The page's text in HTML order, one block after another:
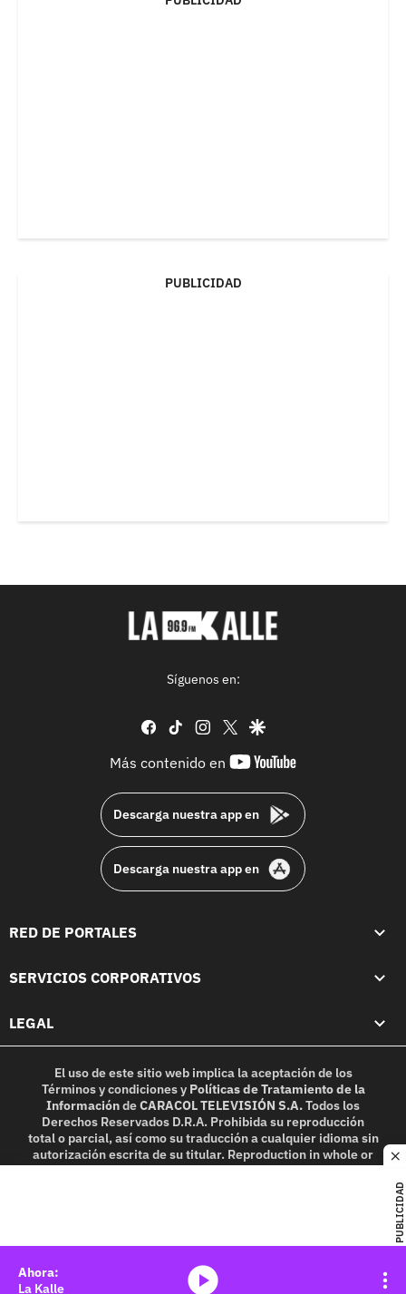
PUBLICIDAD
PUBLICIDAD
Síguenos en:
facebook
tiktok instagram
twittergoogle
Más contenido en
youtube-
Descarga nuestra app en
Descarga nuestra app en
RED DE PORTALES
SERVICIOS CORPORATIVOS
LEGAL
El uso de este sitio web implica la aceptación de los
Términos y condicionesy Políticas de Tratamiento de la
InformacióndeCARACOL TELEVISIÓN S.A.Todos los
Derechos Reservados D.R.A. Prohibida su reproducción
total o parcial, así como su traducción a cualquier idioma sin
autorización escrita de su titular. Reproduction in whole or
La Kalle